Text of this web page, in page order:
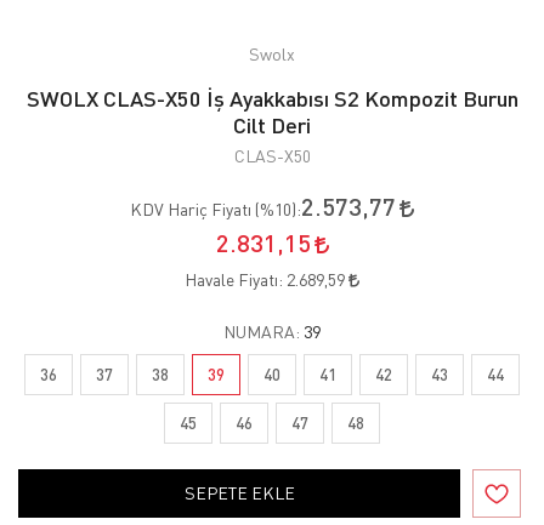
Swolx
SWOLX CLAS-X50 İş Ayakkabısı S2 Kompozit Burun
Cilt Deri
CLAS-X50
KDV Hariç Fiyatı (%10):2.573,77
2.831,15
Havale Fiyatı: 2.689,59
NUMARA: 39
36 37 38 39 40 41 42 43 44
45 46 47 48
SEPETE EKLE